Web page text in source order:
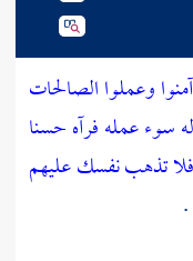
وعملوا الصالحات
سوء عمله فرآه حسنا
تذهب نفسك عليهم